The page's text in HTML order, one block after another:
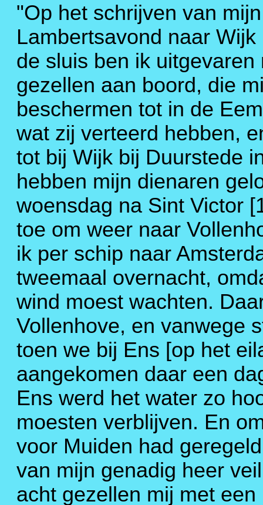
"Op het schrijven van
Lambertsavond naar
de sluis ben ik
gezellen aan boord, die
beschermen tot in de
wat zij verteerd hebben,
tot bij Wijk bij Duurstede
hebben mijn dienaren
woensdag na Sint Victor
toe om weer naar
ik per schip naar
tweemaal overnacht,
wind moest wachten.
Vollenhove, en vanwege
toen we bij Ens [op het
aangekomen daar een
Ens werd het water zo
moesten verblijven. En
voor Muiden had
van mijn genadig heer
acht gezellen mij met